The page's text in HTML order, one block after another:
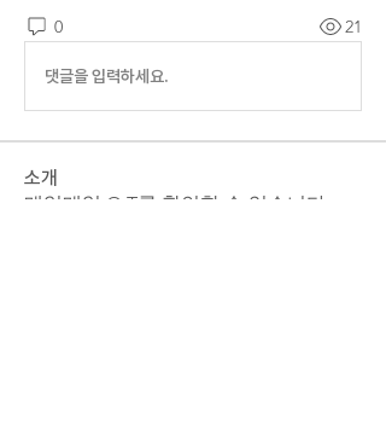
0 21
댓글을 입력하세요.
소개
매일매일 Q.T를 확인할 수 있습니다.